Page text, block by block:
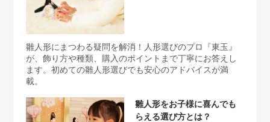
雛人形にまつわる疑問を解消！人形選びのプロ『東玉』
が、飾り方や種類、購入のポイントまで丁寧にお答えし
ます。初めての雛人形選びでも安心のアドバイスが満
載。
雛人形をお子様に喜んでも
らえる選び方とは？